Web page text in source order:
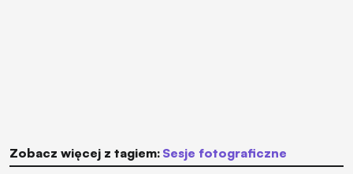
Zobacz więcej z tagiem: sesje fotograficzne